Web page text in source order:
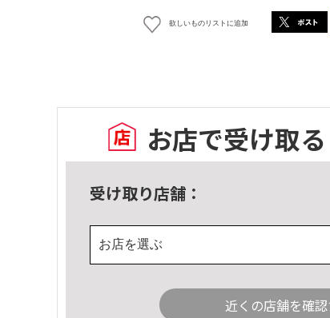
欲しいものリストに追加
お店で受け取る
受け取り店舗：
お店を選ぶ
近くの店舗を確認